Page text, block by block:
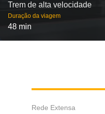
Trem de alta velocidade
Duração da viagem
48 min
Rede Extensa